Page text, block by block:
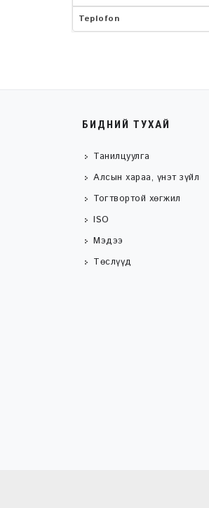
Teplofon
БИДНИЙ ТУХАЙ
Танилцуулга
Алсын хараа, үнэт зүйл
Тогтвортой хөгжил
ISO
Мэдээ
Төслүүд